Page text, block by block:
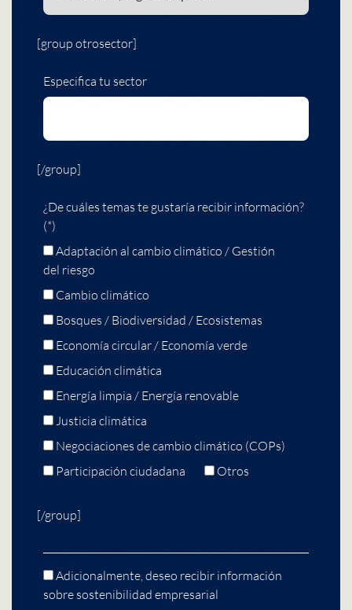
[group otrosector]
Especifica tu sector
[/group]
¿De cuáles temas te gustaría recibir información?
(*)
Adaptación al cambio climático / Gestión
del riesgo
Cambio climático
Bosques / Biodiversidad / Ecosistemas
Economía circular / Economía verde
Educación climática
Energía limpia / Energía renovable
Justicia climática
Negociaciones de cambio climático (COPs)
Participación ciudadana
Otros
[/group]
Adicionalmente, deseo recibir información
sobre sostenibilidad empresarial